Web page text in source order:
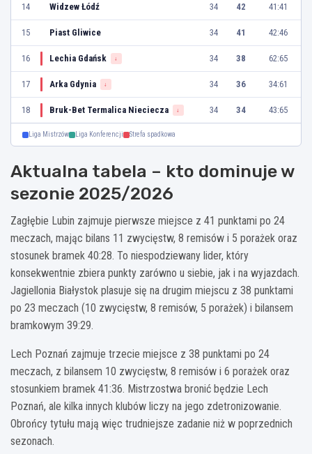
14 Widzew Łódź 34 42 41:41
15 Piast Gliwice 34 41 42:46
16 Lechia Gdańsk ↓ 34 38 62:65
17 Arka Gdynia ↓ 34 36 34:61
18 Bruk-Bet Termalica Nieciecza ↓ 34 34 43:65
Liga Mistrzów Liga Konferencji Strefa spadkowa
Aktualna tabela – kto dominuje w
sezonie 2025/2026
Zagłębie Lubin zajmuje pierwsze miejsce z 41 punktami po 24
meczach, mając bilans 11 zwycięstw, 8 remisów i 5 porażek oraz
stosunek bramek 40:28. To niespodziewany lider, który
konsekwentnie zbiera punkty zarówno u siebie, jak i na wyjazdach.
Jagiellonia Białystok plasuje się na drugim miejscu z 38 punktami
po 23 meczach (10 zwycięstw, 8 remisów, 5 porażek) i bilansem
bramkowym 39:29.
Lech Poznań zajmuje trzecie miejsce z 38 punktami po 24
meczach, z bilansem 10 zwycięstw, 8 remisów i 6 porażek oraz
stosunkiem bramek 41:36. Mistrzostwa bronić będzie Lech
Poznań, ale kilka innych klubów liczy na jego zdetronizowanie.
Obrońcy tytułu mają więc trudniejsze zadanie niż w poprzednich
sezonach.